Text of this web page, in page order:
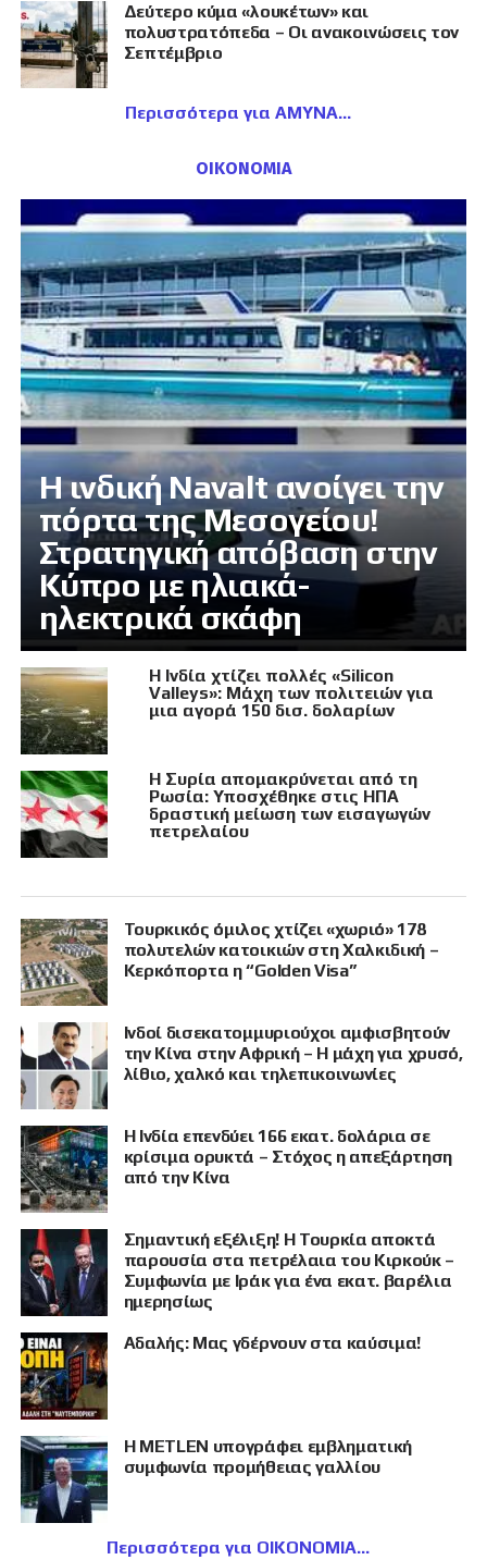
Δεύτερο κύμα «λουκέτων» και
πολυστρατόπεδα – Οι ανακοινώσεις τον
Σεπτέμβριο
Περισσότερα για ΑΜΥΝΑ
ΟΙΚΟΝΟΜΙΑ
Η ινδική Navalt ανοίγει την
πόρτα της Μεσογείου!
Στρατηγική απόβαση στην
Κύπρο με ηλιακά-
ηλεκτρικά σκάφη
Η Ινδία χτίζει πολλές «Silicon
Valleys»: Μάχη των πολιτειών για
μια αγορά 150 δισ. δολαρίων
Η Συρία απομακρύνεται από τη
Ρωσία: Υποσχέθηκε στις ΗΠΑ
δραστική μείωση των εισαγωγών
πετρελαίου
Τουρκικός όμιλος χτίζει «χωριό» 178
πολυτελών κατοικιών στη Χαλκιδική –
Κερκόπορτα η “Golden Visa”
Ινδοί δισεκατομμυριούχοι αμφισβητούν
την Κίνα στην Αφρική – Η μάχη για χρυσό,
λίθιο, χαλκό και τηλεπικοινωνίες
Η Ινδία επενδύει 166 εκατ. δολάρια σε
κρίσιμα ορυκτά – Στόχος η απεξάρτηση
από την Κίνα
Σημαντική εξέλιξη! Η Τουρκία αποκτά
παρουσία στα πετρέλαια του Κιρκούκ –
Συμφωνία με Ιράκ για ένα εκατ. βαρέλια
ημερησίως
Αδαλής: Μας γδέρνουν στα καύσιμα!
Η METLEN υπογράφει εμβληματική
συμφωνία προμήθειας γαλλίου
Περισσότερα για ΟΙΚΟΝΟΜΙΑ